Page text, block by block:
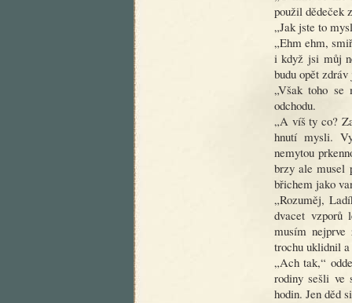
použil dědeček
„Jak jste to
„Ehm ehm,
i když jsi můj
budu opět
„Však toho
odchodu.
„A víš ty co?
hnutí mysli.
nemytou
brzy ale musel
břichem jako
„Rozuměj,
dvacet vzporů
musím
trochu uklidnil
„Ach tak,“
rodiny sešli ve
hodin. Jen děd